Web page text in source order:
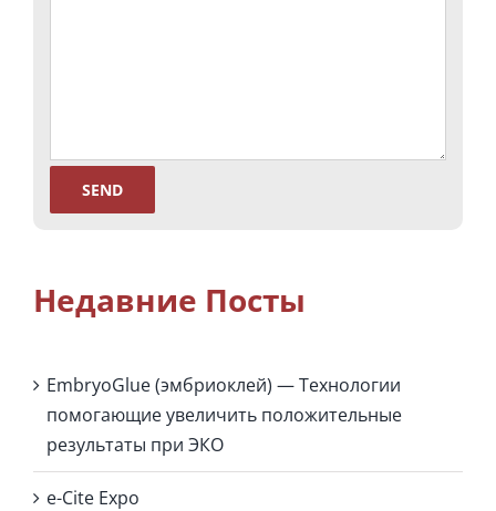
Недавние Посты
EmbryoGlue (эмбриоклей) — Технологии
помогающие увеличить положительные
результаты при ЭКО
e-Cite Expo